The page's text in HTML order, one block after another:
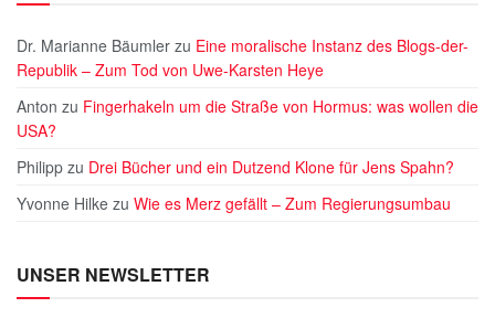
Dr. Marianne Bäumler zu Eine moralische Instanz des Blogs-der-
Republik – Zum Tod von Uwe-Karsten Heye
Anton zu Fingerhakeln um die Straße von Hormus: was wollen die
USA?
Philipp zu Drei Bücher und ein Dutzend Klone für Jens Spahn?
Yvonne Hilke zu Wie es Merz gefällt – Zum Regierungsumbau
UNSER NEWSLETTER